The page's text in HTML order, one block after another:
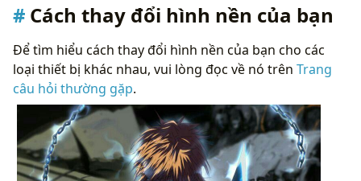
Cách thay đổi hình nền của bạn
Để tìm hiểu cách thay đổi hình nền của bạn cho các
loại thiết bị khác nhau, vui lòng đọc về nó trên Trang
câu hỏi thường gặp.